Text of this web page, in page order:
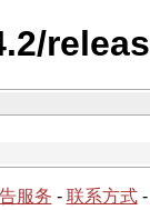
服务 - 联系方式-